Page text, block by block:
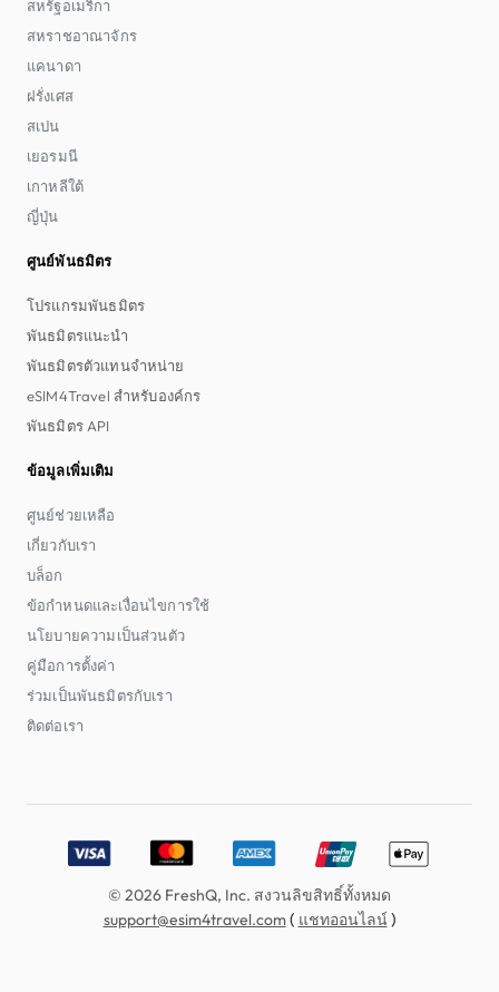
สหรัฐอเมริกา
สหราชอาณาจักร
แคนาดา
ฝรั่งเศส
สเปน
เยอรมนี
เกาหลีใต้
ญี่ปุ่น
ศูนย์พันธมิตร
โปรแกรมพันธมิตร
พันธมิตรแนะนำ
พันธมิตรตัวแทนจำหน่าย
eSIM4Travel สำหรับองค์กร
พันธมิตร API
ข้อมูลเพิ่มเติม
ศูนย์ช่วยเหลือ
เกี่ยวกับเรา
บล็อก
ข้อกำหนดและเงื่อนไขการใช้
นโยบายความเป็นส่วนตัว
คู่มือการตั้งค่า
ร่วมเป็นพันธมิตรกับเรา
ติดต่อเรา
Accepted payment methods: Visa, MasterCard, American
© 2026 FreshQ, Inc. สงวนลิขสิทธิ์ทั้งหมด
support@esim4travel.com( แชทออนไลน์ )